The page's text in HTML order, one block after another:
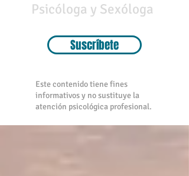
Psicóloga y Sexóloga
Suscríbete
Este contenido tiene fines
informativos y no sustituye la
atención psicológica profesional.